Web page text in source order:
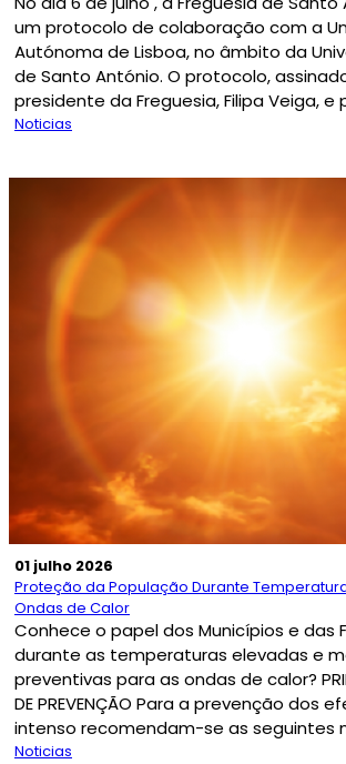
um protocolo de colaboração com a
Autónoma de Lisboa, no âmbito da
de Santo António. O protocolo,
presidente da Freguesia, Filipa Veiga, e
Noticias
01 julho 2026
Proteção da População Durante
Ondas de Calor
Conhece o papel dos Municípios e das
durante as temperaturas elevadas e
preventivas para as ondas de calor?
DE PREVENÇÃO Para a prevenção dos
intenso recomendam-se as seguintes
Noticias